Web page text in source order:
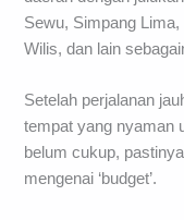
Sewu, Simpang
Wilis, dan lain
Setelah perjalanan
tempat yang nyaman
belum cukup,
mengenai ‘budget’.